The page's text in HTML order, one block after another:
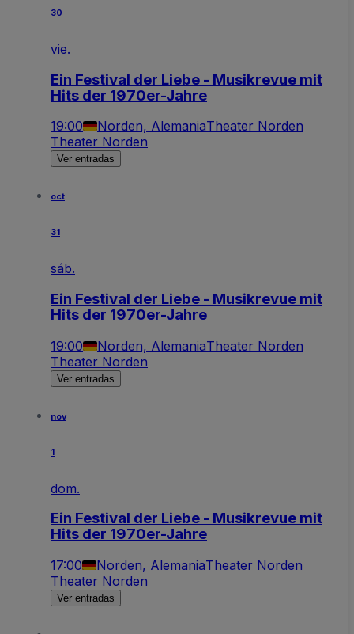
30
vie.
Ein Festival der Liebe - Musikrevue mit
Hits der 1970er-Jahre
19:00 Norden, AlemaniaTheater Norden
Theater Norden
Ver entradas
oct
31
sáb.
Ein Festival der Liebe - Musikrevue mit
Hits der 1970er-Jahre
19:00 Norden, AlemaniaTheater Norden
Theater Norden
Ver entradas
nov
1
dom.
Ein Festival der Liebe - Musikrevue mit
Hits der 1970er-Jahre
17:00 Norden, AlemaniaTheater Norden
Theater Norden
Ver entradas